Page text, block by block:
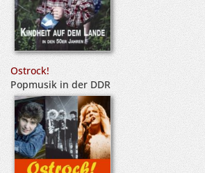
Ostrock!
Popmusik in der DDR